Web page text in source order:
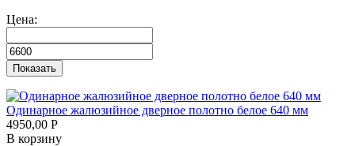
Цена:
Одинарное жалюзийное дверное полотно белое 640 мм
4950,00 Р
В корзину